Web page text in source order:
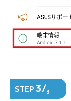
STEP 3/3